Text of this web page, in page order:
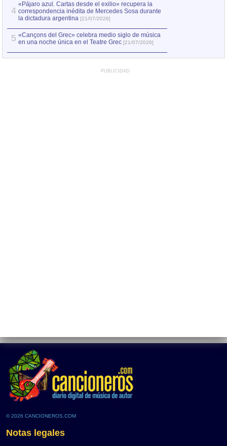
4
«Pájaro azul. Cartas desde el exilio» recupera la
correspondencia inédita de Mercedes Sosa durante
la dictadura argentina [21/07/2026]
5 «Cançons del Grec» celebra medio siglo de música
en una noche única en el Teatre Grec [21/07/2026]
PUBLICIDAD
© 2026 CANCIONEROS.COM
Notas legales